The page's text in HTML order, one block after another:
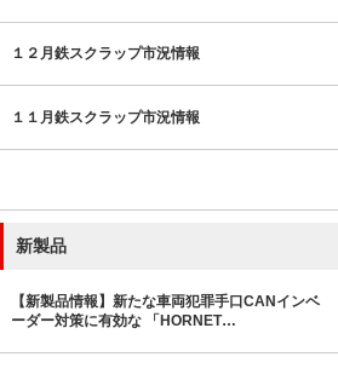
１２月鉄スクラップ市況情報
１１月鉄スクラップ市況情報
新製品
【新製品情報】新たな車両犯罪手口CANインベ
ーダー対策に有効な 「HORNET…